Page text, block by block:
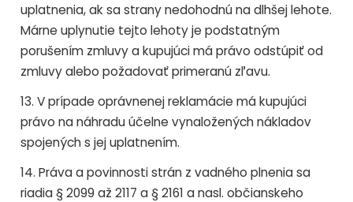
uplatnenia, ak sa strany nedohodnú na dlhšej lehote.
Márne uplynutie tejto lehoty je podstatným
porušením zmluvy a kupujúci má právo odstúpiť od
zmluvy alebo požadovať primeranú zľavu.
13. V prípade oprávnenej reklamácie má kupujúci
právo na náhradu účelne vynaložených nákladov
spojených s jej uplatnením.
14. Práva a povinnosti strán z vadného plnenia sa
riadia § 2099 až 2117 a § 2161 a nasl. občianskeho